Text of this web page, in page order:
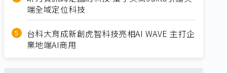
端全域定位科技
台科大育成新創虎智科技亮相AI WAVE 主打企
業地端AI商用